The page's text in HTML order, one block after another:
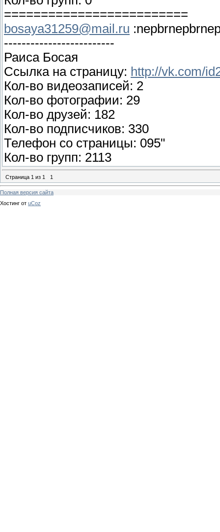
=========================
bosaya31259@mail.ru
-------------------------
Раиса Босая
Ссылка на страницу: http://vk.com/
Кол-во видеозаписей: 2
Кол-во фотографии: 29
Кол-во друзей: 182
Кол-во подписчиков: 330
Телефон со страницы: 095"
Кол-во групп: 2113
Страница 1 из 1 1
Полная версия сайта
Хостинг от uCoz